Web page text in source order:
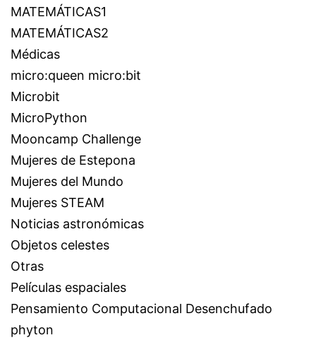
MATEMÁTICAS1
MATEMÁTICAS2
Médicas
micro:queen micro:bit
Microbit
MicroPython
Mooncamp Challenge
Mujeres de Estepona
Mujeres del Mundo
Mujeres STEAM
Noticias astronómicas
Objetos celestes
Otras
Películas espaciales
Pensamiento Computacional Desenchufado
phyton